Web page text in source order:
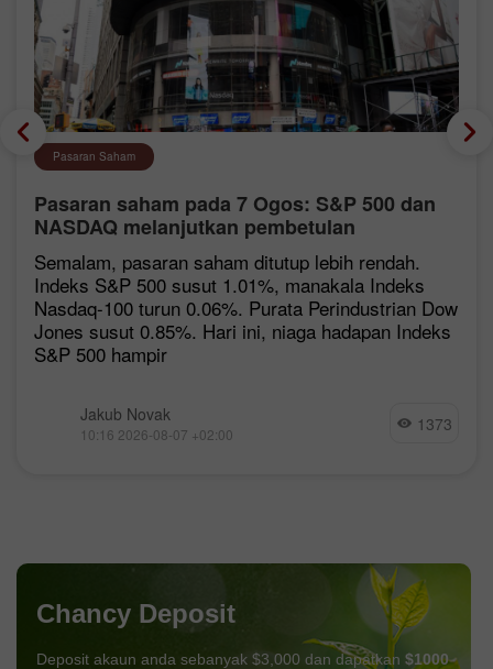
Pasaran Saham
Pasaran saham pada 7 Ogos: S&P 500 dan
NASDAQ melanjutkan pembetulan
Semalam, pasaran saham ditutup lebih rendah.
Indeks S&P 500 susut 1.01%, manakala Indeks
Nasdaq-100 turun 0.06%. Purata Perindustrian Dow
Jones susut 0.85%. Hari ini, niaga hadapan Indeks
S&P 500 hampir
Jakub Novak
10:16 2026-08-07 +02:00 1373
Chancy Deposit
Deposit akaun anda sebanyak $3,000 dan dapatkan $1000